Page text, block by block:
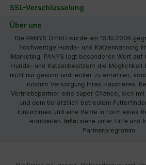
SSL-Verschlüsselung
Über uns
Die PANYS GmbH wurde am 15.10.2008
hochwertige Hunde- und Katzennahrung
Marketing. PANYS legt besonderen Wert auf
Hunde- und Katzenbesitzern die Möglichkeit
nicht nur gesund und lecker zu ernähren,
rundum Versorgung Ihres Haustieres.
Vertriebspartner eine super Chance, sich
und dem tierärztlich betreutem
Einkommen und eine Rente in Form eines
erarbeiten. Info: siehe unter Hilfe und
Partnerprogramm